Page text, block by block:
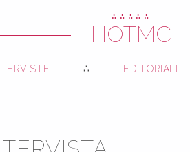
HOTMC
∴∴∴∴∴
EDITORIALI